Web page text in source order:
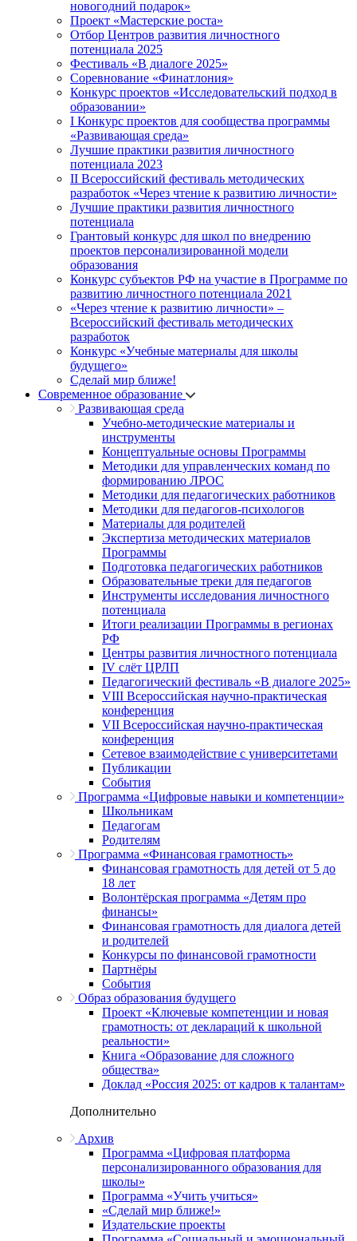
новогодний подарок»
Проект «Мастерские роста»
Отбор Центров развития личностного
потенциала 2025
Фестиваль «В диалоге 2025»
Соревнование «Финатлония»
Конкурс проектов «Исследовательский подход в
образовании»
I Конкурс проектов для сообщества программы
«Развивающая среда»
Лучшие практики развития личностного
потенциала 2023
II Всероссийский фестиваль методических
разработок «Через чтение к развитию личности»
Лучшие практики развития личностного
потенциала
Грантовый конкурс для школ по внедрению
проектов персонализированной модели
образования
Конкурс субъектов РФ на участие в Программе по
развитию личностного потенциала 2021
«Через чтение к развитию личности» –
Всероссийский фестиваль методических
разработок
Конкурс «Учебные материалы для школы
будущего»
Сделай мир ближе!
Современное образование
Развивающая среда
Учебно-методические материалы и
инструменты
Концептуальные основы Программы
Методики для управленческих команд по
формированию ЛРОС
Методики для педагогических работников
Методики для педагогов-психологов
Материалы для родителей
Экспертиза методических материалов
Программы
Подготовка педагогических работников
Образовательные треки для педагогов
Инструменты исследования личностного
потенциала
Итоги реализации Программы в регионах
РФ
Центры развития личностного потенциала
IV слёт ЦРЛП
Педагогический фестиваль «В диалоге 2025»
VIII Всероссийская научно-практическая
конференция
VII Всероссийская научно-практическая
конференция
Сетевое взаимодействие с университетами
Публикации
События
Программа «Цифровые навыки и компетенции»
Школьникам
Педагогам
Родителям
Программа «Финансовая грамотность»
Финансовая грамотность для детей от 5 до
18 лет
Волонтёрская программа «Детям про
финансы»
Финансовая грамотность для диалога детей
и родителей
Конкурсы по финансовой грамотности
Партнёры
События
Образ образования будущего
Проект «Ключевые компетенции и новая
грамотность: от деклараций к школьной
реальности»
Книга «Образование для сложного
общества»
Доклад «Россия 2025: от кадров к талантам»
Дополнительно
Архив
Программа «Цифровая платформа
персонализированного образования для
школы»
Программа «Учить учиться»
«Сделай мир ближе!»
Издательские проекты